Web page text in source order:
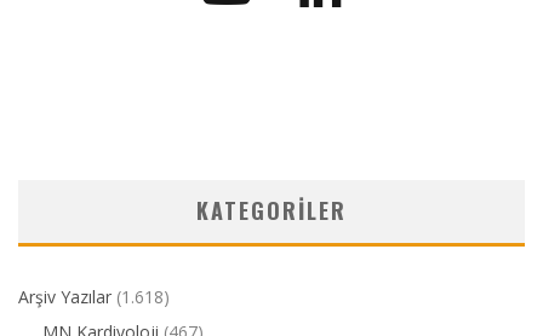
KATEGORILER
Arşiv Yazılar (1.618)